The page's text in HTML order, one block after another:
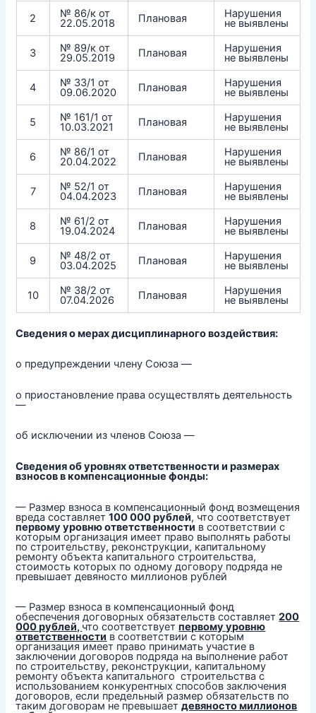
2 № 86/к от
22.05.2018 Плановая Нарушения
не выявлены
3 № 89/к от
29.05.2019 Плановая Нарушения
не выявлены
4 № 33/1 от
09.06.2020 Плановая Нарушения
не выявлены
5 № 161/1 от
10.03.2021 Плановая Нарушения
не выявлены
6 № 86/1 от
20.04.2022 Плановая Нарушения
не выявлены
7 № 52/1 от
04.04.2023 Плановая Нарушения
не выявлены
8 № 61/2 от
19.04.2024 Плановая Нарушения
не выявлены
9 № 48/2 от
03.04.2025 Плановая Нарушения
не выявлены
10 № 38/2 от
07.04.2026 Плановая Нарушения
не выявлены
Сведения о мерах дисциплинарного воздействия:
о предупреждении члену Союза —
о приостановление права осуществлять деятельность
—
об исключении из членов Союза —
Сведения об уровнях ответственности и размерах
взносов в компенсационные фонды:
— Размер взноса в компенсационный фонд возмещения
вреда составляет100 000 рублей, что соответствует
первому уровню ответственности в соответствии с
которым организация имеет право выполнять работы
по строительству, реконструкции, капитальному
ремонту объекта капитального строительства,
стоимость которых по одному договору подряда не
превышает девяносто миллионов рублей
— Размер взноса в компенсационный фонд
обеспечения договорных обязательств составляет200
000 рублей, что соответствуетпервому уровню
ответственности в соответствии с которым
организация имеет право принимать участие в
заключении договоров подряда на выполнение работ
по строительству, реконструкции, капитальному
ремонту объекта капитального строительства с
использованием конкурентных способов заключения
договоров, если предельный размер обязательств по
таким договорам не превышаетдевяностомиллионов